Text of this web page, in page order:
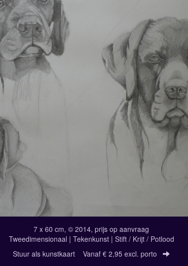
7 x 60 cm, © 2014, prijs op aanvraag
Tweedimensionaal | Tekenkunst | Stift / Krijt / Potlood
Stuur als kunstkaart Vanaf € 2,95 excl. porto